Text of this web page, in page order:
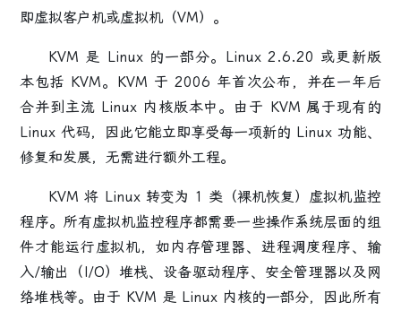
即虚拟客户机或虚拟机（VM）。
KVM 是 Linux 的一部分。Linux 2.6.20 或更新版
本包括 KVM。KVM 于 2006 年首次公布，并在一年后
合并到主流 Linux 内核版本中。由于 KVM 属于现有的
Linux 代码，因此它能立即享受每一项新的 Linux 功能、
修复和发展，无需进行额外工程。
KVM 将 Linux 转变为 1 类（裸机恢复）虚拟机监控
程序。所有虚拟机监控程序都需要一些操作系统层面的组
件才能运行虚拟机，如内存管理器、进程调度程序、输
入/输出（I/O）堆栈、设备驱动程序、安全管理器以及网
络堆栈等。由于 KVM 是 Linux 内核的一部分，因此所有